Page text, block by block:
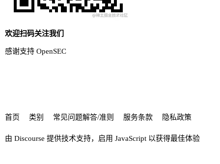
欢迎扫码关注我们
感谢支持 OpenSEC
首页 类别 常见问题解答/准则 服务条款 隐私政策
由 Discourse 提供技术支持，启用 JavaScript 以获得最佳体验